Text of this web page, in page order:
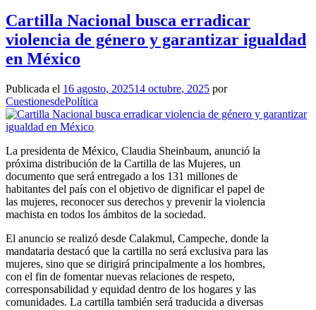
Cartilla Nacional busca erradicar
violencia de género y garantizar igualdad
en México
Publicada el 16 agosto, 202514 octubre, 2025 por
CuestionesdePolítica
La presidenta de México, Claudia Sheinbaum, anunció la
próxima distribución de la Cartilla de las Mujeres, un
documento que será entregado a los 131 millones de
habitantes del país con el objetivo de dignificar el papel de
las mujeres, reconocer sus derechos y prevenir la violencia
machista en todos los ámbitos de la sociedad.
El anuncio se realizó desde Calakmul, Campeche, donde la
mandataria destacó que la cartilla no será exclusiva para las
mujeres, sino que se dirigirá principalmente a los hombres,
con el fin de fomentar nuevas relaciones de respeto,
corresponsabilidad y equidad dentro de los hogares y las
comunidades. La cartilla también será traducida a diversas